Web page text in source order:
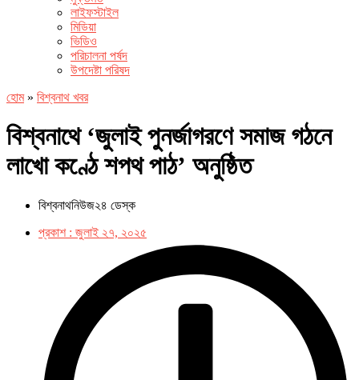
লাইফস্টাইল
মিডিয়া
ভিডিও
পরিচালনা পর্ষদ
উপদেষ্টা পরিষদ
হোম» বিশ্বনাথ খবর
বিশ্বনাথে ‘জুলাই পুনর্জাগরণে সমাজ গঠনে
লাখো কণ্ঠে শপথ পাঠ’ অনুষ্ঠিত
বিশ্বনাথনিউজ২৪ ডেস্ক
প্রকাশ : জুলাই ২৭, ২০২৫